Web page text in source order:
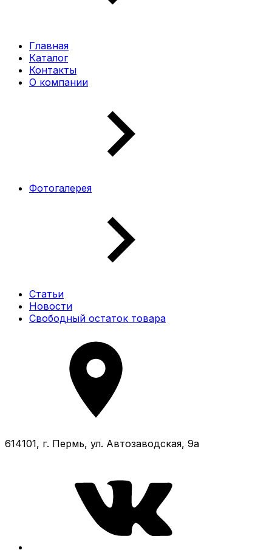
Главная
Каталог
Контакты
О компании
Фотогалерея
Статьи
Новости
Свободный остаток товара
614101, г. Пермь, ул. Автозаводская, 9а